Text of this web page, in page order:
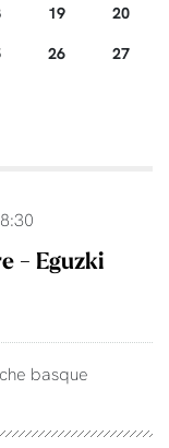
19 20
26 27
- Eguzki
basque